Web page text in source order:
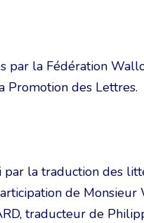
par la Fédération
Promotion des Lettres.
la traduction des
de
traducteur de